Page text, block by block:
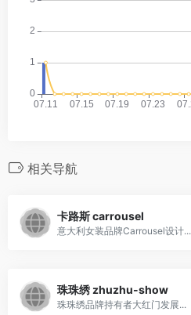
相关导航
卡路斯 carrousel
意大利女装品牌Carrousel设计...
珠珠绣 zhuzhu-show
珠珠绣品牌持有者大红门发展...